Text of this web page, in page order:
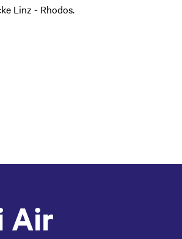
Linz - Rhodos.
Air